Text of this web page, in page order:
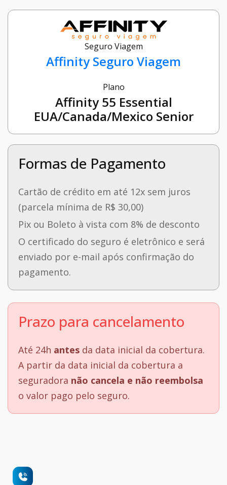
Seguro Viagem
Affinity Seguro Viagem
Plano
Affinity 55 Essential
EUA/Canada/Mexico Senior
Formas de Pagamento
Cartão de crédito em até 12x sem juros
(parcela mínima de R$ 30,00)
Pix ou Boleto à vista com 8% de desconto
O certificado do seguro é eletrônico e será
enviado por e-mail após confirmação do
pagamento.
Prazo para cancelamento
Até 24h antes da data inicial da cobertura.
A partir da data inicial da cobertura a
seguradora não cancela e não reembolsa
o valor pago pelo seguro.